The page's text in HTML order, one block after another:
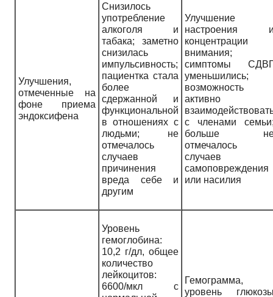
Улучшения,
отмеченные на
фоне приема
эндоксифена
Снизилось
употребление
алкоголя и
табака; заметно
снизилась
импульсивность;
пациентка стала
более
сдержанной и
функциональной
в отношениях с
людьми; не
отмечалось
случаев
причинения
вреда себе и
другим
Улучшение
настроения
концентрации
внимания;
симптомы
уменьшились;
возможность
активно
с членами
больше
отмечалось
случаев
самоповреждения
или насилия
Уровень
гемоглобина:
10,2 г/дл, общее
количество
лейкоцитов:
6600/мкл с
Гемограмма,
уровень